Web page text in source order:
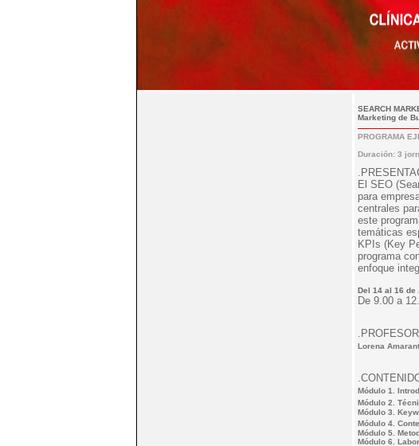
SEARCH
Marketing de
PROGRAMA
Duración: 3
El SEO
para
centrales
este
temáticas
KPIs (Key
programa
enfoque
Del 14 al 16 de
De 9.00 a
Lorena
Módulo 1.
Módulo 2.
Módulo 3.
Módulo 4.
Módulo 5.
Módulo 6.